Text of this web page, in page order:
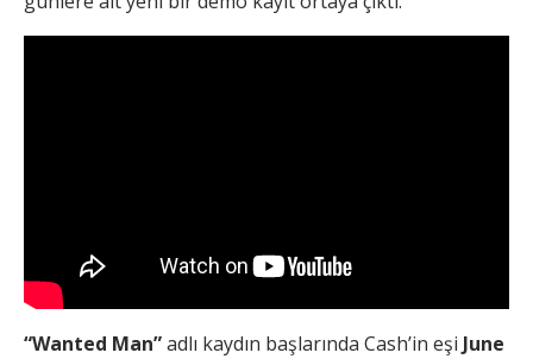
“Wanted Man”adlı kaydın başlarında Cash’in eşi June